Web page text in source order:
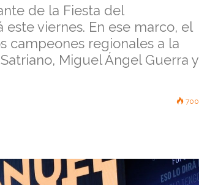
de la Fiesta del
viernes. En ese marco, el
campeones regionales a la
Miguel Ángel Guerra y
700